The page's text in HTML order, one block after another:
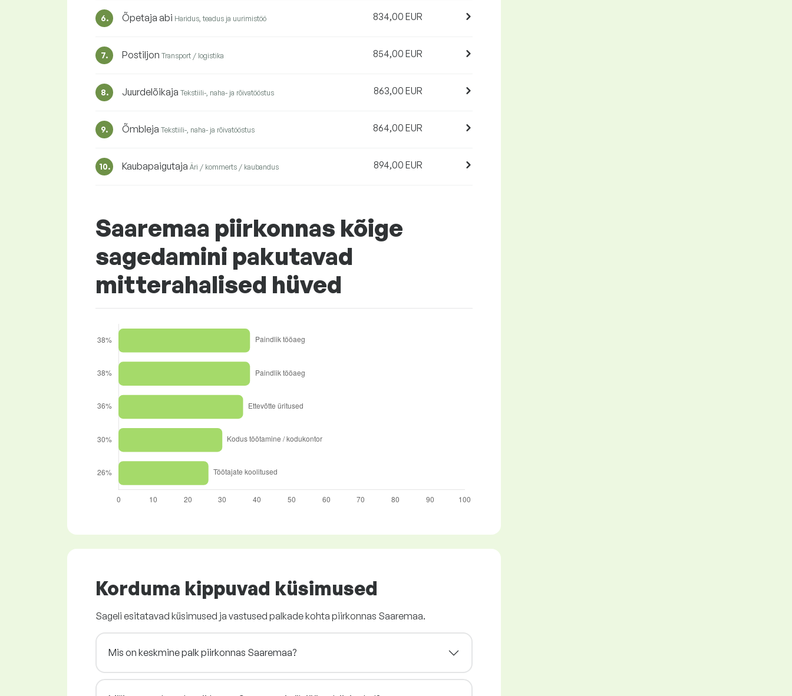
6. Õpetaja abi Haridus, teadus ja uurimistöö 834,00 EUR
7. Postiljon Transport / logistika 854,00 EUR
8. Juurdelõikaja Tekstiili-, naha- ja rõivatööstus 863,00 EUR
9. Õmbleja Tekstiili-, naha- ja rõivatööstus 864,00 EUR
10. Kaubapaigutaja Äri / kommerts / kaubandus 894,00 EUR
Saaremaa piirkonnas kõige
sagedamini pakutavad
mitterahalised hüved
Korduma kippuvad küsimused
Sageli esitatavad küsimused ja vastused palkade kohta piirkonnas Saaremaa.
Mis on keskmine palk piirkonnas Saaremaa?